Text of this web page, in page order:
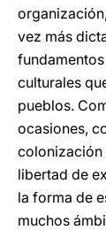
vez más
culturales
pueblos.
ocasiones,
colonización
libertad de
la forma de
muchos